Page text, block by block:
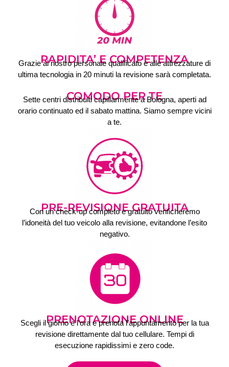
RAPIDITA’ E COMPETENZA
Grazie al nostro personale qualificato e alle attrezzature di
ultima tecnologia in 20 minuti la revisione sarà completata.
COMODO PER TE
Sette centri distribuiti capillarmente a Bologna, aperti ad
orario continuato ed il sabato mattina. Siamo sempre vicini
a te.
PRE-REVISIONE GRATUITA
Con un check-up completo e gratuito verificheremo
l’idoneità del tuo veicolo alla revisione, evitandone l’esito
negativo.
PRENOTAZIONE ONLINE
Scegli il giorno e l’ora e prenota l’appuntamento per la tua
revisione direttamente dal tuo cellulare. Tempi di
esecuzione rapidissimi e zero code.